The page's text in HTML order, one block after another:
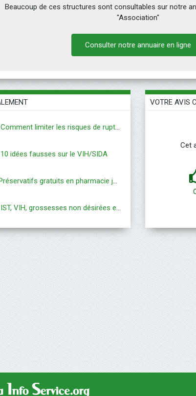
Beaucoup de ces structures sont consultables sur notre
"Association"
Consulter notre annuaire en ligne
Comment limiter les risques de rupture de préservatif ?
10 idées fausses sur le VIH/SIDA
gratuits en pharmacie jusqu’à 25 ans
IST, VIH, grossesses non désirées et préservatif interne
VOTRE AVIS
Cet